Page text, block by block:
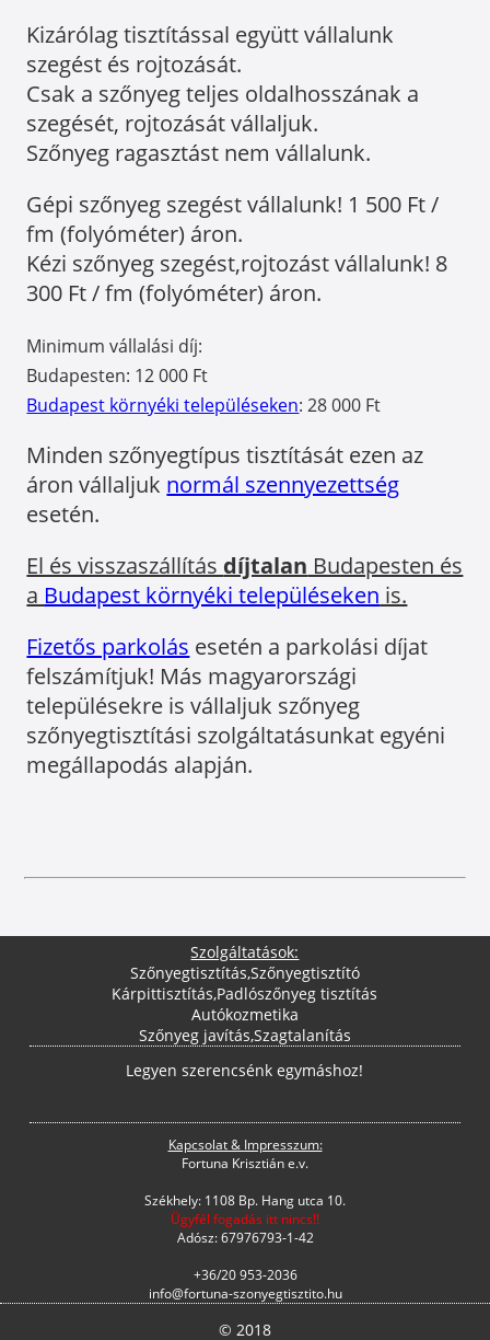
Kizárólag tisztítással együtt vállalunk
szegést és rojtozását.
Csak a szőnyeg teljes oldalhosszának a
szegését, rojtozását vállaljuk.
Szőnyeg ragasztást nem vállalunk.
Gépi szőnyeg szegést vállalunk! 1 500 Ft /
fm (folyóméter) áron.
Kézi szőnyeg szegést,rojtozást vállalunk! 8
300 Ft / fm (folyóméter) áron.
Minimum vállalási díj:
Budapesten: 12 000 Ft
Budapest környéki településeken: 28 000 Ft
Minden szőnyegtípus tisztítását ezen az
áron vállaljuk normál szennyezettség
esetén.
El és visszaszállítás díjtalan Budapesten és
a Budapest környéki településeken is.
Fizetős parkolás esetén a parkolási díjat
felszámítjuk! Más magyarországi
településekre is vállaljuk szőnyeg
szőnyegtisztítási szolgáltatásunkat egyéni
megállapodás alapján.
Szolgáltatások:
Szőnyegtisztítás,Szőnyegtisztító
Kárpittisztítás,Padlószőnyeg tisztítás
Autókozmetika
Szőnyeg javítás,Szagtalanítás
Legyen szerencsénk egymáshoz!
Kapcsolat & Impresszum:
Fortuna Krisztián e.v.
Székhely: 1108 Bp. Hang utca 10.
Ügyfél fogadás itt nincs!!
Adósz: 67976793-1-42
+36/20 953-2036
info@fortuna-szonyegtisztito.hu
© 2018